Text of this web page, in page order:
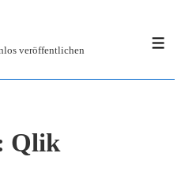
veröffentlichen
Qlik